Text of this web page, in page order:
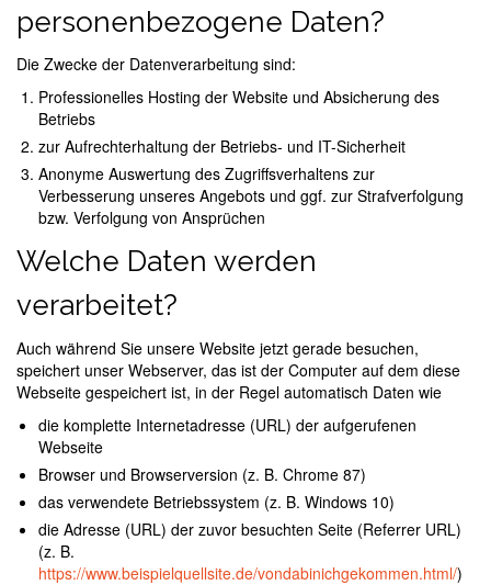
personenbezogene Daten?
Die Zwecke der Datenverarbeitung sind:
Professionelles Hosting der Website und Absicherung des
Betriebs
zur Aufrechterhaltung der Betriebs- und IT-Sicherheit
Anonyme Auswertung des Zugriffsverhaltens zur
Verbesserung unseres Angebots und ggf. zur Strafverfolgung
bzw. Verfolgung von Ansprüchen
Welche Daten werden
verarbeitet?
Auch während Sie unsere Website jetzt gerade besuchen,
speichert unser Webserver, das ist der Computer auf dem diese
Webseite gespeichert ist, in der Regel automatisch Daten wie
die komplette Internetadresse (URL) der aufgerufenen
Webseite
Browser und Browserversion (z. B. Chrome 87)
das verwendete Betriebssystem (z. B. Windows 10)
die Adresse (URL) der zuvor besuchten Seite (Referrer URL)
(z. B.
https://www.beispielquellsite.de/vondabinichgekommen.html/)